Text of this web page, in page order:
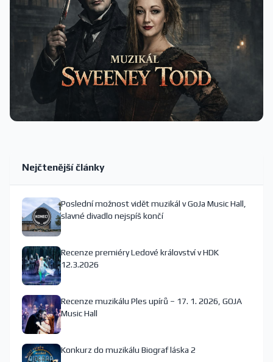
Nejčtenější články
Poslední možnost vidět muzikál v GoJa Music Hall,
slavné divadlo nejspíš končí
Recenze premiéry Ledové království v HDK
12.3.2026
Recenze muzikálu Ples upírů – 17. 1. 2026, GOJA
Music Hall
Konkurz do muzikálu Biograf láska 2